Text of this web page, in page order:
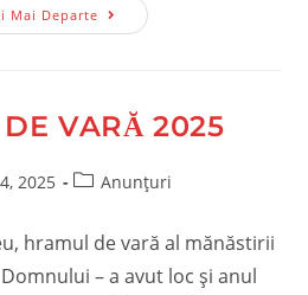
Mai DeparteInvitație
La
VARĂ 2025
2025
PostAnunțuri
hramul de vară al mănăstirii
– a avut loc și anul